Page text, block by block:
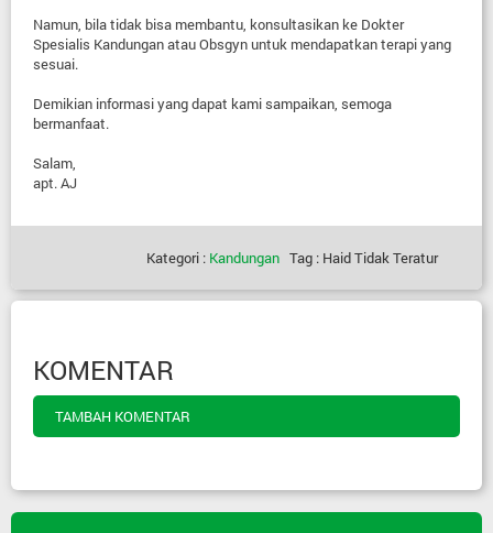
Namun, bila tidak bisa membantu, konsultasikan ke Dokter
Spesialis Kandungan atau Obsgyn untuk mendapatkan terapi yang
sesuai.
Demikian informasi yang dapat kami sampaikan, semoga
bermanfaat.
Salam,
apt. AJ
Kategori : Kandungan Tag : Haid Tidak Teratur
KOMENTAR
TAMBAH KOMENTAR